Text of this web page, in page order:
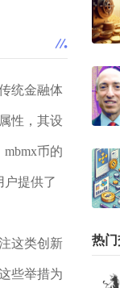
统金融体
性，其设
币的
户提供了
这类创新
些举措为
热